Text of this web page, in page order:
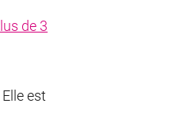
de 3
est